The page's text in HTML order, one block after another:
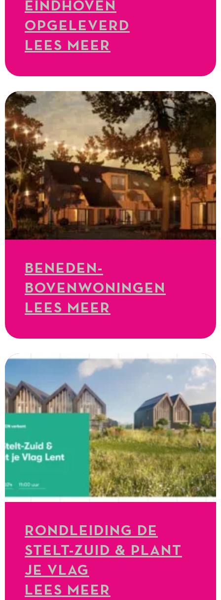
EINDHOVEN
OPGELEVERD
LEES MEER
BENEDEN-
BOVENWONINGEN
LEES MEER
RONDLEIDING DE
STELT-ZUID & PLANT
JE VLAG
LEES MEER